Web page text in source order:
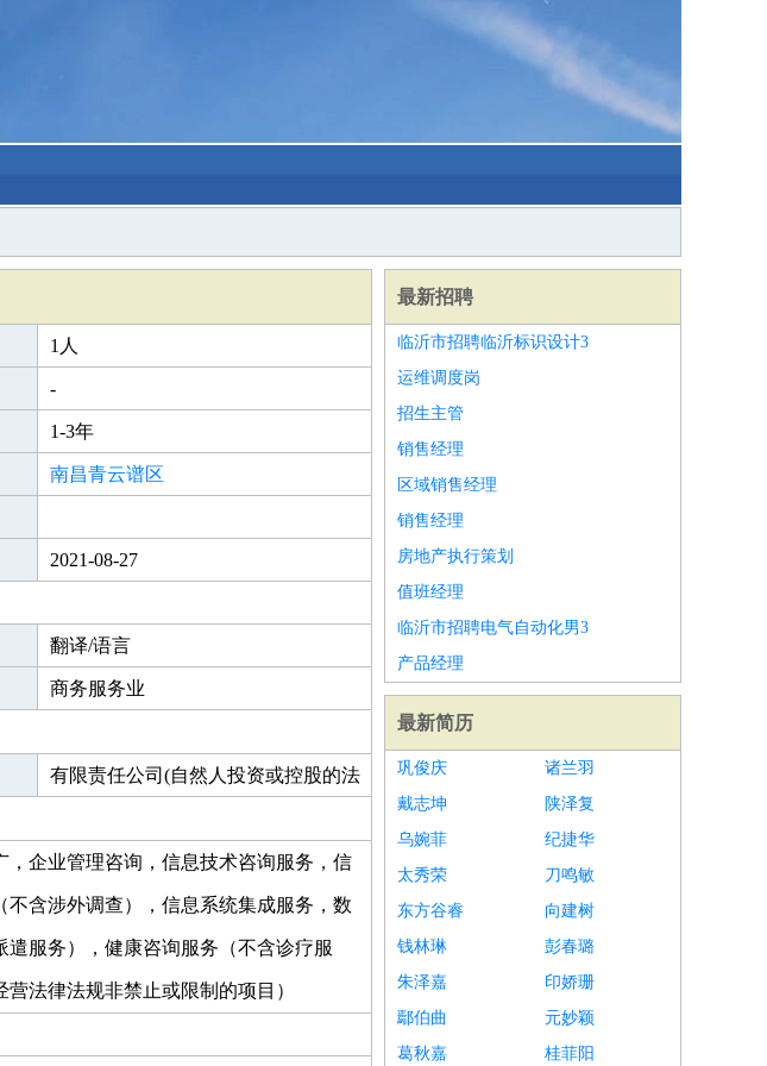
1人
-
1-3年
南昌青云谱区
2021-08-27
翻译/语言
商务服务业
有限责任公司(自然人投资或控股的法
企业管理咨询，信息技术咨询服务，信
含涉外调查），信息系统集成服务，数
服务），健康咨询服务（不含诊疗服
法律法规非禁止或限制的项目）
最新招聘
临沂市招聘临沂标识设计3
运维调度岗
招生主管
销售经理
区域销售经理
销售经理
房地产执行策划
值班经理
临沂市招聘电气自动化男3
产品经理
最新简历
巩俊庆
诸兰羽
戴志坤
陕泽复
乌婉菲
纪捷华
太秀荣
刀鸣敏
东方谷睿
向建树
钱林琳
彭春璐
朱泽嘉
印娇珊
鄢伯曲
元妙颖
葛秋嘉
桂菲阳